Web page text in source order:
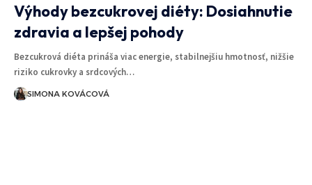
Výhody bezcukrovej diéty: Dosiahnutie
zdravia a lepšej pohody
Bezcukrová diéta prináša viac energie, stabilnejšiu hmotnosť, nižšie
riziko cukrovky a srdcových…
SIMONA KOVÁCOVÁ